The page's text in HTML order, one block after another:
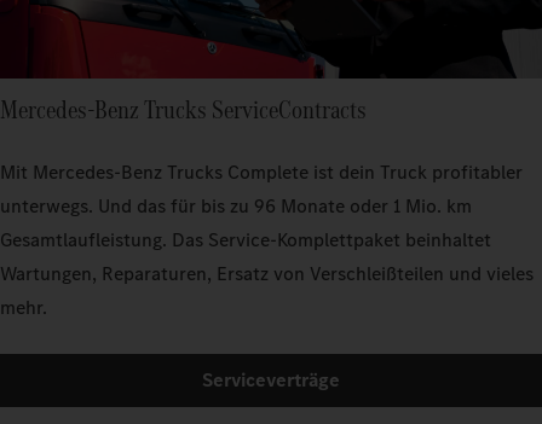
Mercedes‑Benz Trucks ServiceContracts
Mit Mercedes‑Benz Trucks Complete ist dein Truck profitabler
unterwegs. Und das für bis zu 96 Monate oder 1 Mio. km
Gesamtlaufleistung. Das Service-Komplettpaket beinhaltet
Wartungen, Reparaturen, Ersatz von Verschleißteilen und vieles
mehr.
Serviceverträge